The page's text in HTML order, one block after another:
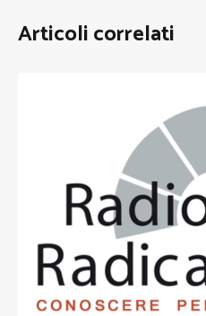
Articoli correlati